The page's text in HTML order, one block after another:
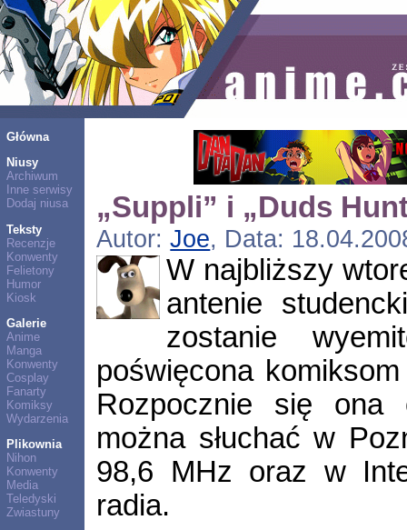
Główna
Niusy
Archiwum
Inne serwisy
Dodaj niusa
Teksty
Recenzje
Konwenty
Felietony
Humor
Kiosk
Galerie
Anime
Manga
Konwenty
Cosplay
Fanarty
Komiksy
Wydarzenia
Plikownia
Nihon
Konwenty
Media
Teledyski
Zwiastuny
„Suppli” i „Duds
Autor:Joe, Data:
W najbliższy
antenie
zostanie
poświęcona komiksom
Rozpocznie się
można słuchać w
98,6 MHz oraz w
radia.